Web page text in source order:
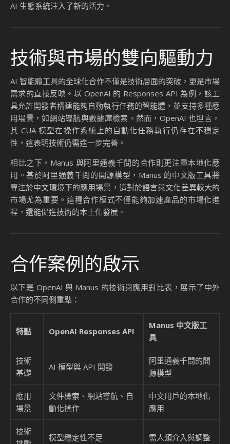
AI 生態系統注入了新的活力。
技術與市場的雙向驅動力
AI 智能體工具的全球化合作不僅是技術層面的突破，更是市場
需求的直接反映。以 OpenAI 的 Responses API 為例，該工
具允許開發者構建能夠自動執行任務的智能體，並支持多種應
用場景，如網站導航與數據庫檢索。然而，OpenAI 也坦言，
其 CUA 模型在操作系統上的自動化任務執行仍存在不穩定
性，這表明技術仍需進一步完善。
相比之下，Manus 與阿里通義千問的合作則更注重本地化應
用。基於阿里通義千問的開源模型，Manus 的中文版工具將
專注於中文環境下的應用場景，這對於語言與文化差異較大的
市場尤為重要。這種合作模式不僅能夠加速產品的市場化進
程，還能促進技術的本土化發展。
合作案例的啟示
以下是 OpenAI 與 Manus 的技術與應用對比表，展示了中外
合作的不同側重點：
特點 OpenAI Responses API
Manus 中文版工
具
技術
基礎
AI 模型與 API 開發
阿里通義千問的開
源模型
應用
場景
文件檢索、網站導航、自
動化操作
中文用戶的本地化
應用
技術
模型穩定性不足 需人類介入與調整